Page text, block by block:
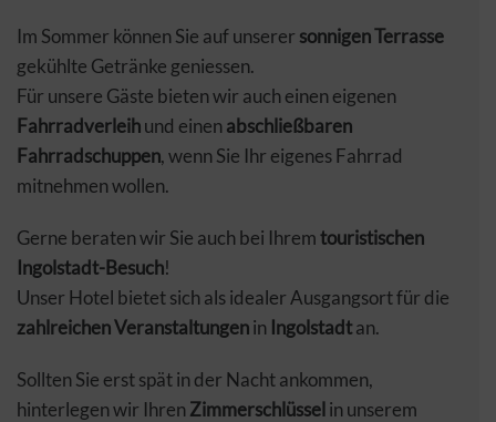
Im Sommer können Sie auf unserer sonnigen Terrasse
gekühlte Getränke geniessen.
Für unsere Gäste bieten wir auch einen eigenen
Fahrradverleihund einen abschließbaren
Fahrradschuppen, wenn Sie Ihr eigenes Fahrrad
mitnehmen wollen.
Gerne beraten wir Sie auch bei Ihremtouristischen
Ingolstadt-Besuch!
Unser Hotel bietet sich als idealer Ausgangsort für die
zahlreichen Veranstaltungenin Ingolstadtan.
Sollten Sie erst spät in der Nacht ankommen,
hinterlegen wir Ihren Zimmerschlüsselin unserem